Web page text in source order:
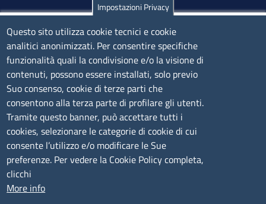
Olbia
Via Nanni 43 - 07026 Olbia
Tel. 0789 66122 | 0789 69580
mail:ufficio.olbia@ss.camcom.it
lunedì al venerdì: 9,00 - 12,00; lunedì pomeriggio: 16,00
- 17,00
CONTATTI
Camera di Commercio, Industria, Artigianato e
Agricoltura di Sassari
Impostazioni Privacy
Questo sito utilizza cookie tecnici e cookie
analitici anonimizzati. Per consentire specifiche
funzionalità quali la condivisione e/o la visione di
contenuti, possono essere installati, solo previo
Suo consenso, cookie di terze parti che
consentono alla terza parte di profilare gli utenti.
Tramite questo banner, può accettare tutti i
cookies, selezionare le categorie di cookie di cui
consente l’utilizzo e/o modificare le Sue
preferenze. Per vedere la Cookie Policy completa,
clicchi
More info